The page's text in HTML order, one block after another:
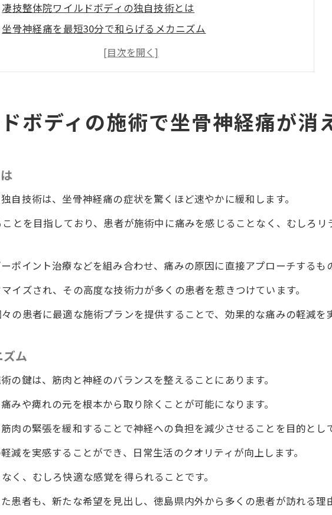
凄技整体院ワイルドボディの独自技術とは
坐骨神経痛を最短30分で和らげるメカニズム
徳島県で話題の痛くない整体法
香川や愛媛からの患者が増える理由
効果的な整体を選ぶポイント
日常を取り戻すワイルドボディの坐骨神経痛治療
坐骨神経痛の改善で得られる生活の質向上
徳島県の整体院ワイルドボディが提供する安心と快適
歩行時の痛みがなくなることで変わる日常
伝統と革新を織り交ぜた整体法
坐骨神経痛に特化した施術技術
痛みが消えるまでのプロセス
リラックスできる施術環境の重要性
患者の信頼を得るための整体師の役割
の力で嘘のように楽になるワイルドボディの坐骨神経痛治療
日常生活に戻るための整体の役割
整体で得る新たな活力と健康
ボディの施術で坐骨神経痛が消
自技術は、坐骨神経痛の症状を驚くほど速やかに緩和します。
とを目指しており、患者が施術中に痛みを感じることなく、むしろリ
ポイント治療などを組み合わせ、痛みの原因に直接アプローチするも
イズされ、その高度な技術力が多くの患者を惹きつけています。
の患者に最適な施術プランを提供することで、効果的な痛みの軽減を
ム
の鍵は、筋肉と神経のバランスを整えることにあります。
みや痺れの元を根本から取り除くことが可能になります。
肉の緊張を緩和することで神経への負担を減少させることを目的とし
減を実感することができ、日常生活のクオリティが向上します。
く、むしろ快適な感覚を得られることです。
患者も、新たな希望を見出し、徳島県内外から多くの患者が訪れる理